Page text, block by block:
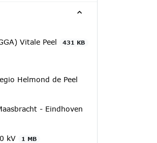
Vitale Peel
431 KB
Helmond de Peel
- Eindhoven
kV 1 MB